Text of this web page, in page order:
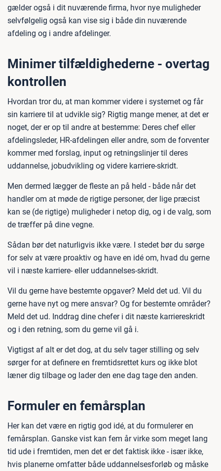
gælder også i dit nuværende firma, hvor nye muligheder
selvfølgelig også kan vise sig i både din nuværende
afdeling og i andre afdelinger.
Minimer tilfældighederne - overtag
kontrollen
Hvordan tror du, at man kommer videre i systemet og får
sin karriere til at udvikle sig? Rigtig mange mener, at det er
noget, der er op til andre at bestemme: Deres chef eller
afdelingsleder, HR-afdelingen eller andre, som de forventer
kommer med forslag, input og retningslinjer til deres
uddannelse, jobudvikling og videre karriere-skridt.
Men dermed lægger de fleste an på held - både når det
handler om at møde de rigtige personer, der lige præcist
kan se (de rigtige) muligheder i netop dig, og i de valg, som
de træffer på dine vegne.
Sådan bør det naturligvis ikke være. I stedet bør du sørge
for selv at være proaktiv og have en idé om, hvad du gerne
vil i næste karriere- eller uddannelses-skridt.
Vil du gerne have bestemte opgaver? Meld det ud. Vil du
gerne have nyt og mere ansvar? Og for bestemte områder?
Meld det ud. Inddrag dine chefer i dit næste karriereskridt
og i den retning, som du gerne vil gå i.
Vigtigst af alt er det dog, at du selv tager stilling og selv
sørger for at definere en fremtidsrettet kurs og ikke blot
læner dig tilbage og lader den ene dag tage den anden.
Formuler en femårsplan
Her kan det være en rigtig god idé, at du formulerer en
femårsplan. Ganske vist kan fem år virke som meget lang
tid ude i fremtiden, men det er det faktisk ikke - især ikke,
hvis planerne omfatter både uddannelsesforløb og måske